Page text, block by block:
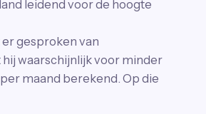
leidend voor de hoogte
gesproken van
waarschijnlijk voor minder
maand berekend. Op die